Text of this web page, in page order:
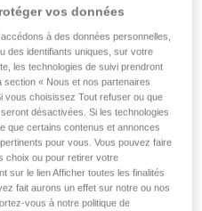
vos données
à des données personnelles,
des identifiants uniques, sur votre
les technologies de suivi prendront
section « Nous et nos partenaires
vous choisissez Tout refuser ou que
désactivées. Si les technologies
que certains contenus et annonces
pour vous. Vous pouvez faire
choix ou pour retirer votre
sur le lien Afficher toutes les finalités
fait aurons un effet sur notre ou nos
vous à notre politique de